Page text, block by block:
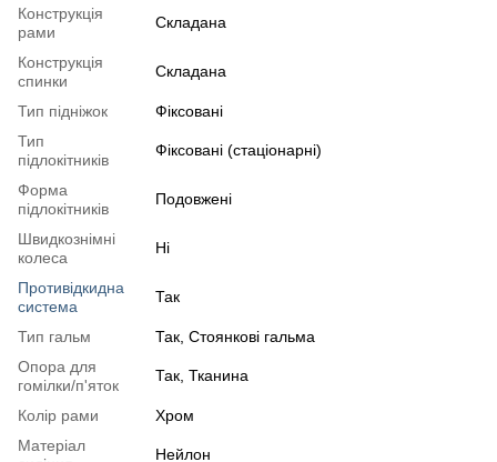
Конструкція
рами
Складана
Конструкція
спинки
Складана
Тип підніжок
Фіксовані
Тип
підлокітників
Фіксовані (стаціонарні)
Форма
підлокітників
Подовжені
Швидкознімні
колеса
Ні
Противідкидна
система
Так
Тип гальм
Так, Стоянкові гальма
Опора для
гомілки/п'яток
Так, Тканина
Колір рами
Хром
Матеріал
Нейлон